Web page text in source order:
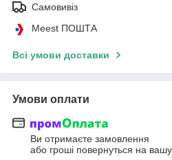
Самовивіз
Meest ПОШТА
Всі умови доставки
Умови оплати
Ви отримаєте замовлення
або гроші повернуться на вашу